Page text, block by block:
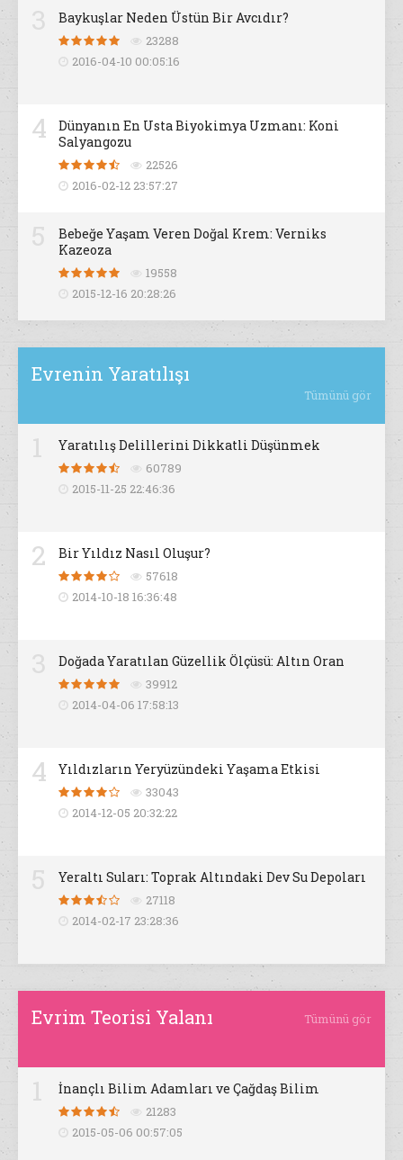
Baykuşlar Neden Üstün Bir Avcıdır?
23288
2016-04-10 00:05:16
4
Dünyanın En Usta Biyokimya Uzmanı: Koni
Salyangozu
22526
2016-02-12 23:57:27
Bebeğe Yaşam Veren Doğal Krem: Verniks
Kazeoza
19558
2015-12-16 20:28:26
Evrenin Yaratılışı
Tümünü gör
Yaratılış Delillerini Dikkatli Düşünmek
60789
2015-11-25 22:46:36
2 Bir Yıldız Nasıl Oluşur?
57618
2014-10-18 16:36:48
Doğada Yaratılan Güzellik Ölçüsü: Altın Oran
39912
2014-04-06 17:58:13
4 Yıldızların Yeryüzündeki Yaşama Etkisi
33043
2014-12-05 20:32:22
Yeraltı Suları: Toprak Altındaki Dev Su Depoları
27118
2014-02-17 23:28:36
Evrim Teorisi Yalanı Tümünü gör
İnançlı Bilim Adamları ve Çağdaş Bilim
21283
2015-05-06 00:57:05